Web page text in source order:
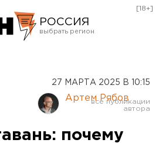
РОССИЯ
Курган
Оренбург
[18+]
27 МАРТА 2025 В 10:15
Артем Рябов
почему